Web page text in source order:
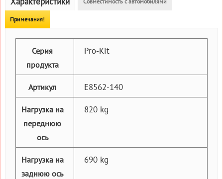
Примечания!
Серия
продукта
Pro-Kit
Артикул E8562-140
Нагрузка на
переднюю
ось
820 kg
Нагрузка на
заднюю ось
690 kg